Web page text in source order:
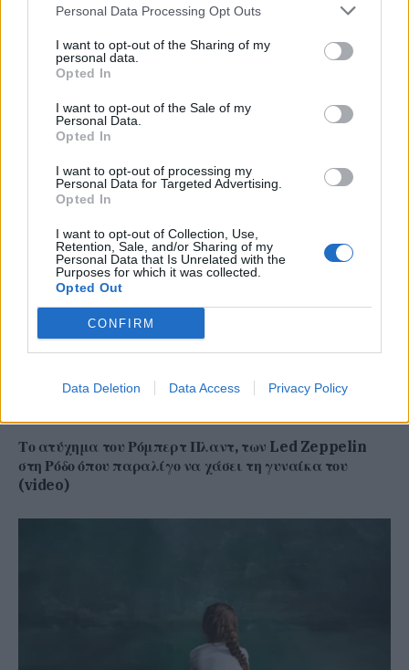
Personal Data Processing Opt Outs
I want to opt-out of the Sharing of my
personal data.
Opted In
I want to opt-out of the Sale of my
Personal Data.
Opted In
I want to opt-out of processing my
Personal Data for Targeted Advertising.
Opted In
I want to opt-out of Collection, Use,
Retention, Sale, and/or Sharing of my
Personal Data that Is Unrelated with the
Purposes for which it was collected.
Opted Out
CONFIRM
Data Deletion Data Access Privacy Policy
προσπάθειας που πρώτη ξεκίνησα το βράδυ των
Γιαννακοπούλου.
Πηγή: iefimerida.gr
ΣΥΝΕΧΊΣΤΕ ΝΑ ΔΙΑΒΆΖΕΤΕ
Το ατύχημα του Ρόμπερτ Πλαντ, των Led Zeppelin
στη Ρόδο όπου παραλίγο να χάσει τη γυναίκα του
(video)